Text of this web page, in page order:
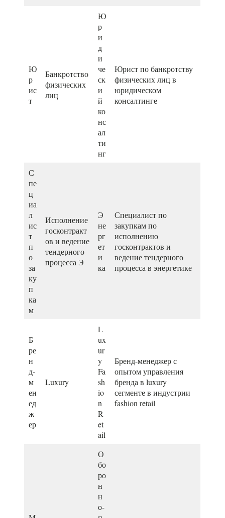
Ю
р
ис
т
Банкротство
физических
лиц
Ю
р
и
д
и
че
ск
и
й
ко
нс
ал
ти
нг
Юрист по банкротству
физических лиц в
юридическом
консалтинге
С
пе
ц
иа
л
ис
т
п
о
за
ку
п
ка
м
Исполнение
госконтракт
ов и ведение
тендерного
процесса Э
Э
не
рг
ет
и
ка
Специалист по
закупкам по
исполнению
госконтрактов и
ведение тендерного
процесса в энергетике
Б
ре
н
д-
м
ен
ед
ж
ер
Luxury
L
ux
ur
y
Fa
sh
io
n
R
et
ail
Бренд-менеджер с
опытом управления
бренда в luxury
сегменте в индустрии
fashion retail
О
бо
ро
н
н
о-